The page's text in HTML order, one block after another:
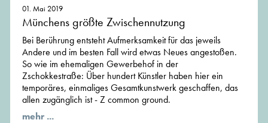
01. Mai 2019
Münchens größte Zwischennutzung
Bei Berührung entsteht Aufmerksamkeit für das jeweils
Andere und im besten Fall wird etwas Neues angestoßen.
So wie im ehemaligen Gewerbehof in der
Zschokkestraße: Über hundert Künstler haben hier ein
temporäres, einmaliges Gesamtkunstwerk geschaffen, das
allen zugänglich ist - Z common ground.
mehr ...